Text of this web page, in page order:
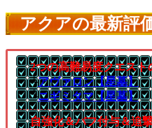
アクアの最新評
2つの高難易度クエスト
└アヴァロン【星墓】
└ニギミタマ【星墓】
自強化＆バフ付与＆追